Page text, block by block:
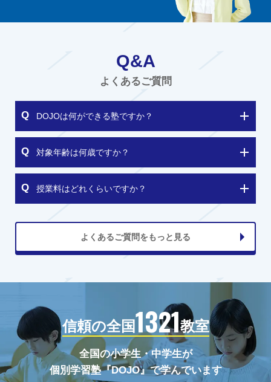
Q&A
よくあるご質問
DOJOは何ができる塾ですか？
対象年齢は何歳ですか？
授業料はどれくらいですか？
よくあるご質問をもっと見る
信頼の全国1321教室
全国の小学生・中学生が
個別学習塾『DOJO』で学んでいます